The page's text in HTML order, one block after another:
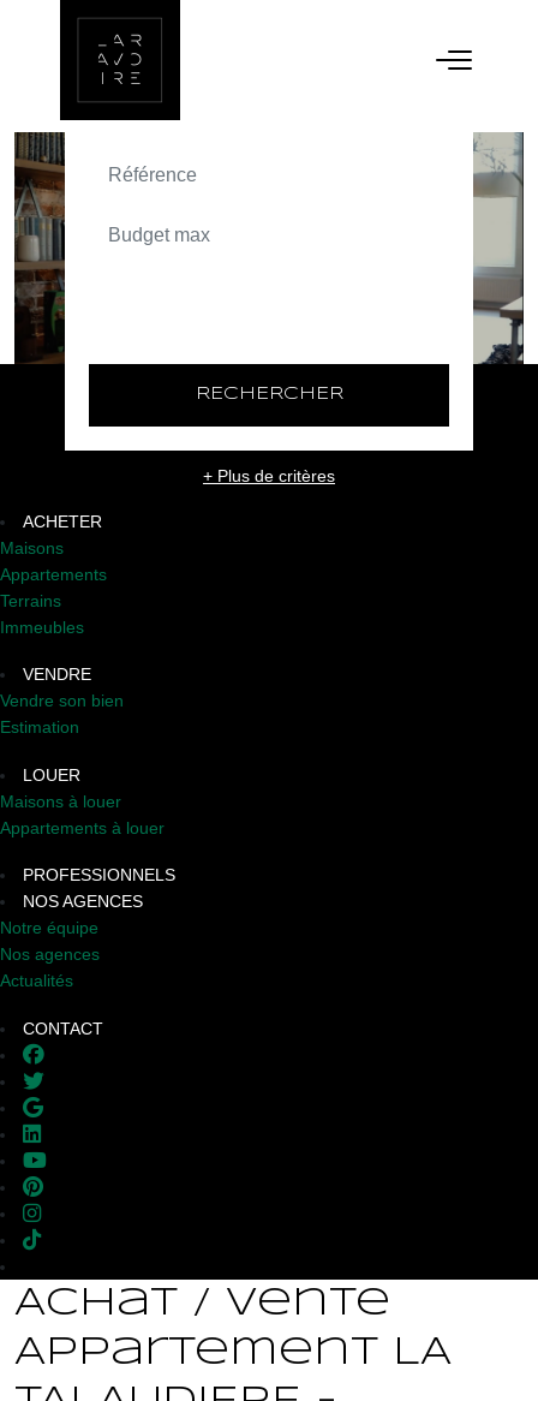
ACHETER
TEXT_SEARCH_SELECTIONNEZ
RECHERCHER
+ Plus de critères
ACHETER
Maisons
Appartements
Terrains
Immeubles
VENDRE
Vendre son bien
Estimation
LOUER
Maisons à louer
Appartements à louer
PROFESSIONNELS
NOS AGENCES
Notre équipe
Nos agences
Actualités
CONTACT
Achat / Vente
Appartement LA